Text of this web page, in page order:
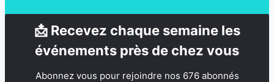
📩 Recevez chaque semaine les
événements près de chez vous
Abonnez vous pour rejoindre nos 676 abonnés